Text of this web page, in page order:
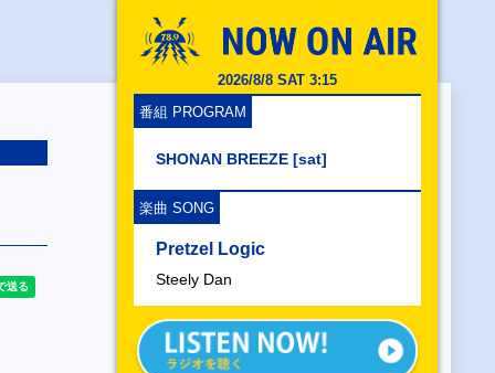
2026/8/8 SAT 3:15
番組 PROGRAM
SHONAN BREEZE [sat]
楽曲 SONG
Pretzel Logic
Steely Dan